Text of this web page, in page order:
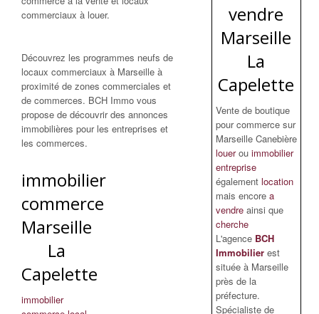
commerciaux à louer.
Découvrez les programmes neufs de
locaux commerciaux à Marseille à
proximité de zones commerciales et
de commerces. BCH Immo vous
propose de découvrir des annonces
immobilières pour les entreprises et
les commerces.
immobilier
commerce
Marseille
La
Capelette
immobilier
vendre
Marseille
La
Capelette
Vente de boutique
pour commerce sur
Marseille Canebière
louerou immobilier
entreprise
également location
mais encore a
vendre ainsi que
cherche
L'agence BCH
Immobilierest
située à Marseille
près de la
préfecture.
Spécialiste de